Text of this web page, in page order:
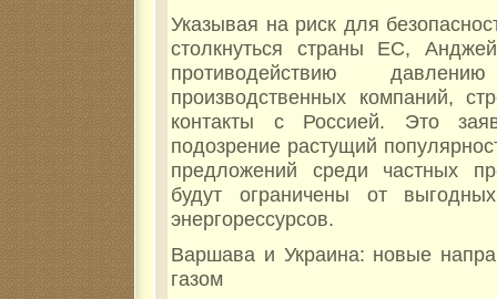
Указывая на риск для
столкнуться страны ЕС,
противодействию
производственных компаний,
контакты с Россией. Это
подозрение растущий
предложений среди частных
будут ограничены от
энергорессурсов.
Варшава и Украина: новые
газом